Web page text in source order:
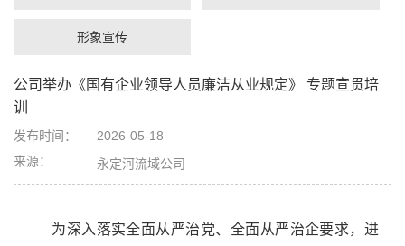
形象宣传
公司举办《国有企业领导人员廉洁从业规定》 专题宣贯培
训
发布时间：
2026-05-18
来源：
永定河流域公司
为深入落实全面从严治党、全面从严治企要求，进